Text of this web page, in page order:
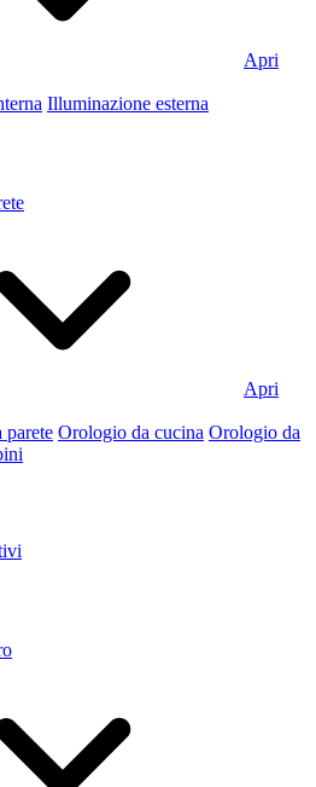
Apri
Illuminazione esterna
Apri
parete Orologio da cucina Orologio da